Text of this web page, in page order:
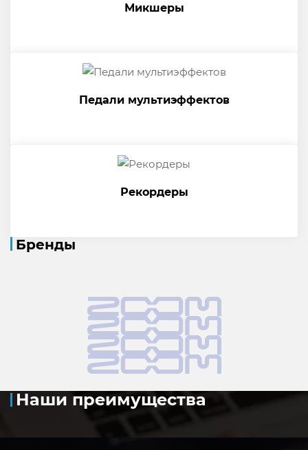
Микшеры
Педали мультиэффектов
Рекордеры
Бренды
Наши преимущества